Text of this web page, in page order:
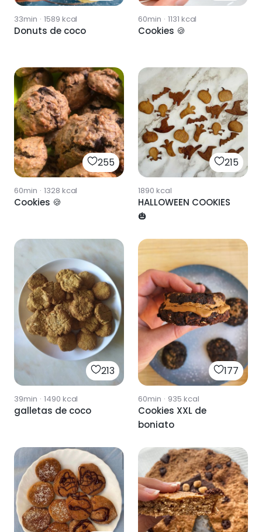
33min · 1589 kcal
Donuts de coco
60min · 1131 kcal
Cookies 🍪
255
60min · 1328 kcal
Cookies 🍪
215
1890 kcal
HALLOWEEN COOKIES
🎃
213
39min · 1490 kcal
galletas de coco
177
60min · 935 kcal
Cookies XXL de
boniato